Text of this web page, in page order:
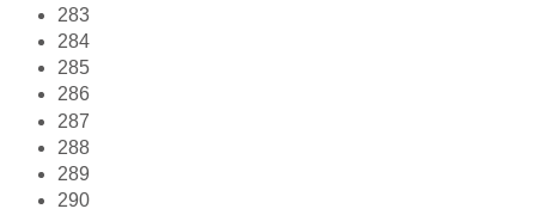
283
284
285
286
287
288
289
290